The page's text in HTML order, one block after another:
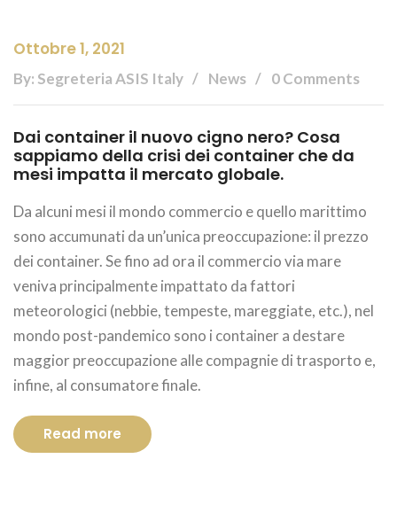
Ottobre 1, 2021
By: Segreteria ASIS Italy News 0 Comments
Dai container il nuovo cigno nero? Cosa
sappiamo della crisi dei container che da
mesi impatta il mercato globale.
Da alcuni mesi il mondo commercio e quello marittimo
sono accumunati da un’unica preoccupazione: il prezzo
dei container. Se fino ad ora il commercio via mare
veniva principalmente impattato da fattori
meteorologici (nebbie, tempeste, mareggiate, etc.), nel
mondo post-pandemico sono i container a destare
maggior preoccupazione alle compagnie di trasporto e,
infine, al consumatore finale.
Read more